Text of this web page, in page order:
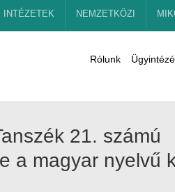
INTÉZETEK NEMZETKÖZI
Rólunk
21. számú
a magyar nyelvű